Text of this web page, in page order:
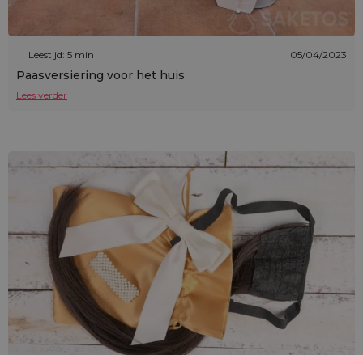
Leestijd: 5 min 05/04/2023
Paasversiering voor het huis
Lees verder